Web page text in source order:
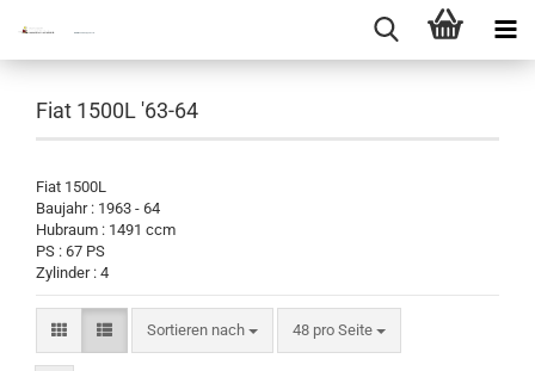
Fiat 1500L '63-64
Fiat 1500L
Baujahr : 1963 - 64
Hubraum : 1491 ccm
PS : 67 PS
Zylinder : 4
Sortieren nach
Sortieren nach 48 pro Seite
pro Seite